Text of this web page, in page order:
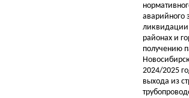
аварийного
ликвидации
районах и
получению
2024/2025
выхода из